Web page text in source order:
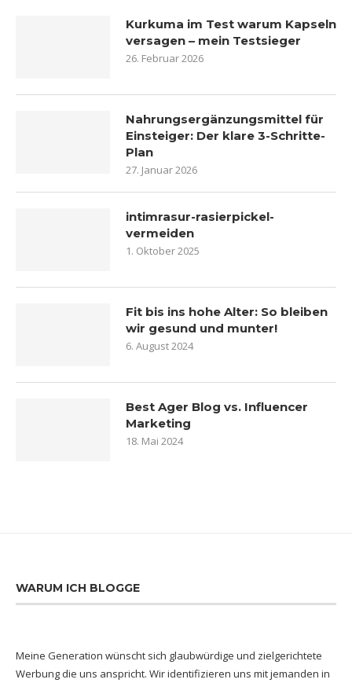
Kurkuma im Test warum Kapseln
versagen – mein Testsieger
26. Februar 2026
Nahrungsergänzungsmittel für
Einsteiger: Der klare 3-Schritte-
Plan
27. Januar 2026
intimrasur-rasierpickel-
vermeiden
1. Oktober 2025
Fit bis ins hohe Alter: So bleiben
wir gesund und munter!
6. August 2024
Best Ager Blog vs. Influencer
Marketing
18. Mai 2024
WARUM ICH BLOGGE
Meine Generation wünscht sich glaubwürdige und zielgerichtete
Werbung die uns anspricht. Wir identifizieren uns mit jemanden in